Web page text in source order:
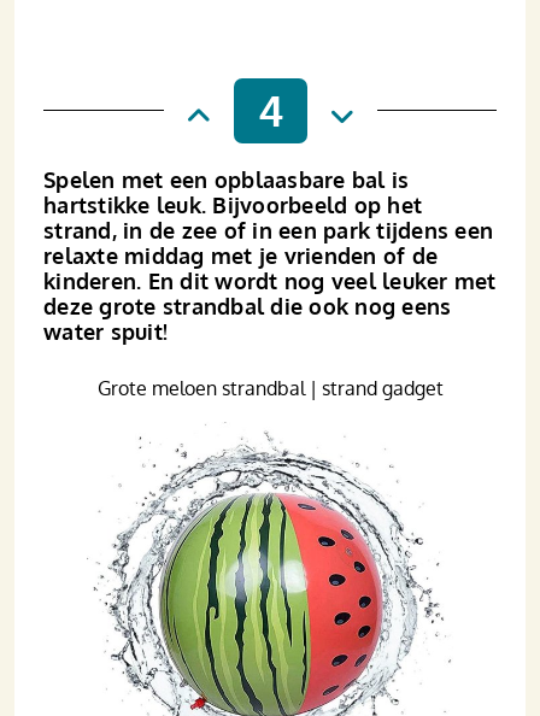
4
Spelen met een opblaasbare bal is
hartstikke leuk. Bijvoorbeeld op het
strand, in de zee of in een park tijdens een
relaxte middag met je vrienden of de
kinderen. En dit wordt nog veel leuker met
deze grote strandbal die ook nog eens
water spuit!
Grote meloen strandbal | strand gadget